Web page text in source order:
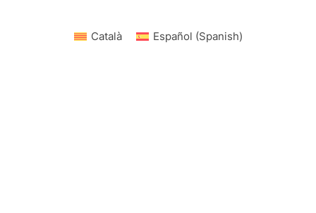
Català Español (Spanish)